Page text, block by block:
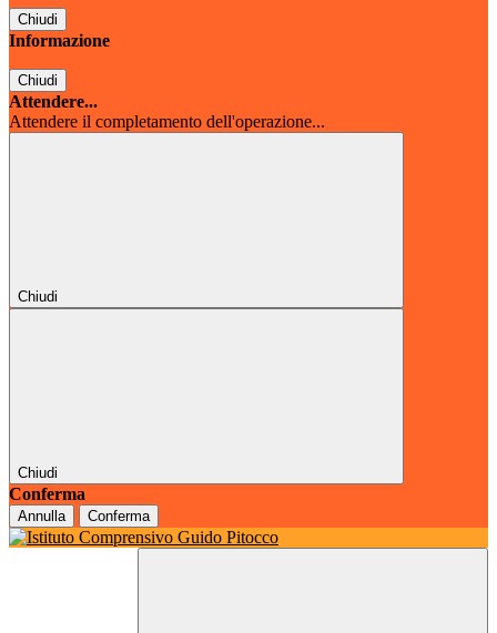
Chiudi
Informazione
Chiudi
Attendere...
Attendere il completamento dell'operazione...
Chiudi
Chiudi
Conferma
Annulla Conferma